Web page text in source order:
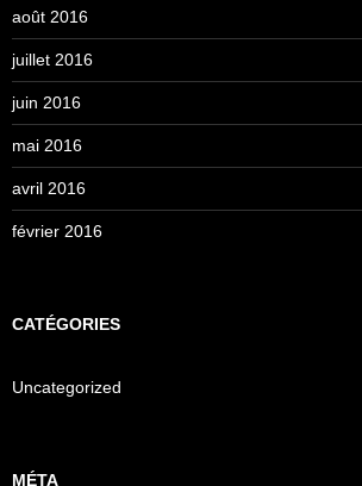
août 2016
juillet 2016
juin 2016
mai 2016
avril 2016
février 2016
CATÉGORIES
Uncategorized
MÉTA